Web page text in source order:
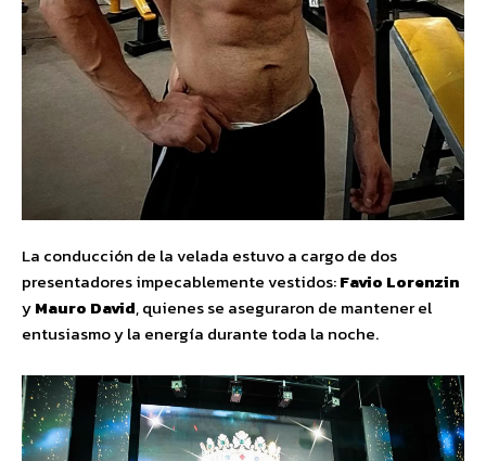
La conducción de la velada estuvo a cargo de dos
presentadores impecablemente vestidos:Favio Lorenzin
yMauro David, quienes se aseguraron de mantener el
entusiasmo y la energía durante toda la noche.